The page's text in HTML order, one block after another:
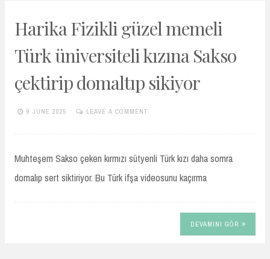
Harika Fizikli güzel memeli
Türk üniversiteli kızına Sakso
çektirip domaltıp sikiyor
9 JUNE 2025
LEAVE A COMMENT
Muhteşem Sakso çeken kırmızı sütyenli Türk kızı daha somra
domalıp sert siktiriyor. Bu Türk ifşa videosunu kaçırma
DEVAMINI GÖR